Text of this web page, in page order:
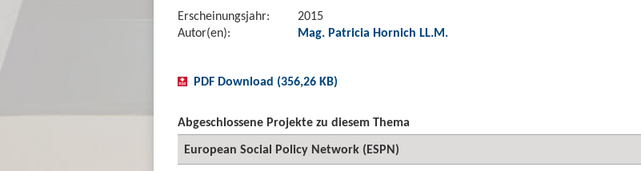
Erscheinungsjahr:
2015
Autor(en):
Mag. Patricia Hornich LL.M.
PDF Download (356,26 KB)
Abgeschlossene Projekte zu diesem Thema
European Social Policy Network (ESPN)